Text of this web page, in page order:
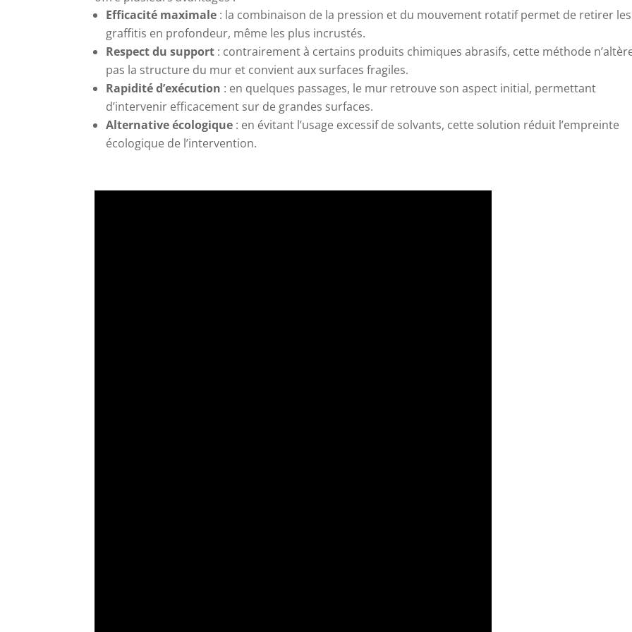
Efficacité maximale : la combinaison de la pression et du mouvement rotatif permet de retirer les
graffitis en profondeur, même les plus incrustés.
Respect du support : contrairement à certains produits chimiques abrasifs, cette méthode
pas la structure du mur et convient aux surfaces fragiles.
Rapidité d’exécution : en quelques passages, le mur retrouve son aspect initial, permettant
d’intervenir efficacement sur de grandes surfaces.
Alternative écologique : en évitant l’usage excessif de solvants, cette solution réduit l’empreinte
écologique de l’intervention.